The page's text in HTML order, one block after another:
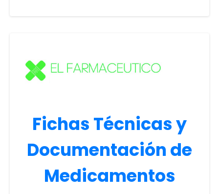
Fichas Técnicas y
Documentación de
Medicamentos